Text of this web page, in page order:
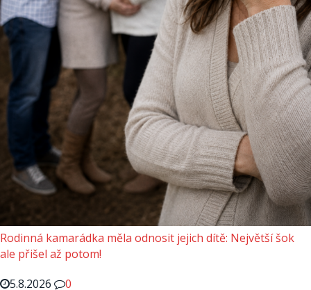
Rodinná kamarádka měla odnosit jejich dítě: Největší šok
ale přišel až potom!
5.8.2026
0